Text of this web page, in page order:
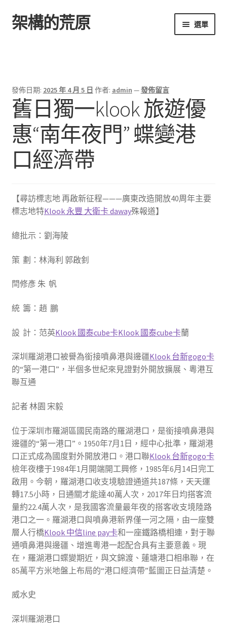
跳
至
跳
至
架構的荒原 選單
發佈日期: 2025 年 4 月 5 日 作者: admin —發佈留言
舊日獨一klook 旅遊優
惠“南年夜門” 蝶變港
口經濟帶
【尋訪標志地 再啟新征程———廣東改造開放40周年主要
標志地特Klook 永豐 大衛卡 daway殊報道】
總批示：劉海陵
策 劃：林海利 郭啟釗
閆修彥 朱 帆
統 籌：趙 鵬
設 計：范英Klook 國泰cube卡Klook 國泰cube卡蘭
深圳羅湖港口被譽為銜接噴鼻港與邊疆Klook 台新gogo卡
的“第一港口”，半個多世紀來見證對外開放擴展、粵港互
聯互通
記者 林園 宋毅
位于深圳市羅湖區國民南路的羅湖港口，是銜接噴鼻港與
邊疆的“第一港口”。1950年7月1日，經中心批準，羅湖港
口正式成為國度對外開放港口。港口聯Klook 台新gogo卡
檢年夜樓于1984年1月開端開工興修，1985年6月14日完工
啟用。今朝，羅湖港口收支境驗證通道共187條，天天運
轉17.5小時，日通關才能達40萬人次，2017年日均搭客流
量約22.4萬人次，是我國客流量最年夜的搭客收支境陸路
港口之一。羅湖港口與噴鼻港新界僅一河之隔，由一座雙
層人行橋Klook 中信line pay卡和一座鐵路橋相連，對于聯
通噴鼻港與邊疆、增進粵港一起配合具有主要意義。現
在，羅湖港口蝶變期近，與文錦渡、蓮塘港口相串聯，在
85萬平方米地盤上布局的“港口經濟帶”藍圖正日益清楚。
威水史
深圳羅湖港口